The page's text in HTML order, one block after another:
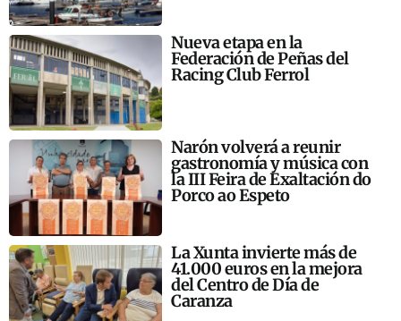
Nueva etapa en la
Federación de Peñas del
Racing Club Ferrol
Narón volverá a reunir
gastronomía y música con
la III Feira de Exaltación do
Porco ao Espeto
La Xunta invierte más de
41.000 euros en la mejora
del Centro de Día de
Caranza